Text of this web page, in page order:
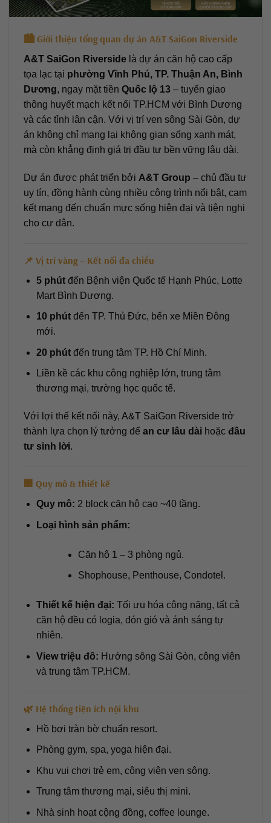
🏙️ Giới thiệu tổng quan dự án A&T SaiGon Riverside
A&T SaiGon Riverside là dự án căn hộ cao cấp
tọa lạc tại phường Vĩnh Phú, TP. Thuận An, Bình
Dương, ngay mặt tiền Quốc lộ 13 – tuyến giao
thông huyết mạch kết nối TP.HCM với Bình Dương
và các tỉnh lân cận. Với vị trí ven sông Sài Gòn, dự
án không chỉ mang lại không gian sống xanh mát,
mà còn khẳng định giá trị đầu tư bền vững lâu dài.
Dự án được phát triển bởi A&T Group – chủ đầu tư
uy tín, đồng hành cùng nhiều công trình nổi bật, cam
kết mang đến chuẩn mực sống hiện đại và tiện nghi
cho cư dân.
📌 Vị trí vàng – Kết nối đa chiều
5 phútđến Bệnh viện Quốc tế Hạnh Phúc, Lotte
Mart Bình Dương.
10 phútđến TP. Thủ Đức, bến xe Miền Đông
mới.
20 phútđến trung tâm TP. Hồ Chí Minh.
Liền kề các khu công nghiệp lớn, trung tâm
thương mại, trường học quốc tế.
Với lợi thế kết nối này, A&T SaiGon Riverside trở
thành lựa chọn lý tưởng để an cư lâu dài hoặc đầu
tư sinh lời.
🏢 Quy mô & thiết kế
Quy mô: 2 block căn hộ cao ~40 tầng.
Loại hình sản phẩm:
Căn hộ 1 – 3 phòng ngủ.
Shophouse, Penthouse, Condotel.
Thiết kế hiện đại: Tối ưu hóa công năng, tất cả
căn hộ đều có logia, đón gió và ánh sáng tự
nhiên.
View triệu đô: Hướng sông Sài Gòn, công viên
và trung tâm TP.HCM.
🌿 Hệ thống tiện ích nội khu
Hồ bơi tràn bờ chuẩn resort.
Phòng gym, spa, yoga hiện đại.
Khu vui chơi trẻ em, công viên ven sông.
Trung tâm thương mại, siêu thị mini.
Nhà sinh hoạt cộng đồng, coffee lounge.